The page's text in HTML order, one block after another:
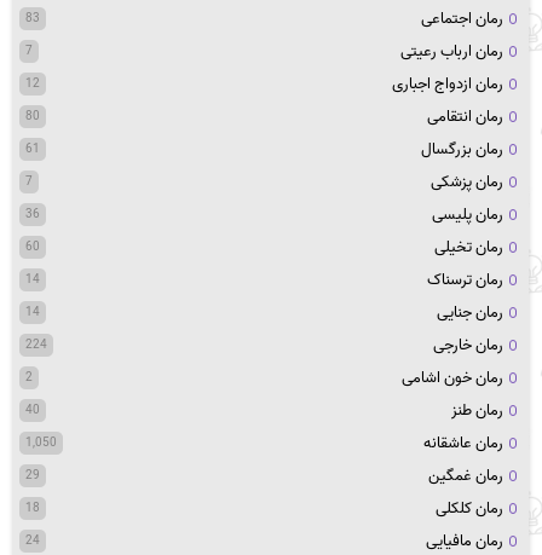
رمان اجتماعی 83
رمان ارباب رعیتی 7
رمان ازدواج اجباری 12
رمان انتقامی 80
رمان بزرگسال 61
رمان پزشکی 7
رمان پلیسی 36
رمان تخیلی 60
رمان ترسناک 14
رمان جنایی 14
رمان خارجی 224
رمان خون اشامی 2
رمان طنز 40
رمان عاشقانه 1,050
رمان غمگین 29
رمان کلکلی 18
رمان مافیایی 24